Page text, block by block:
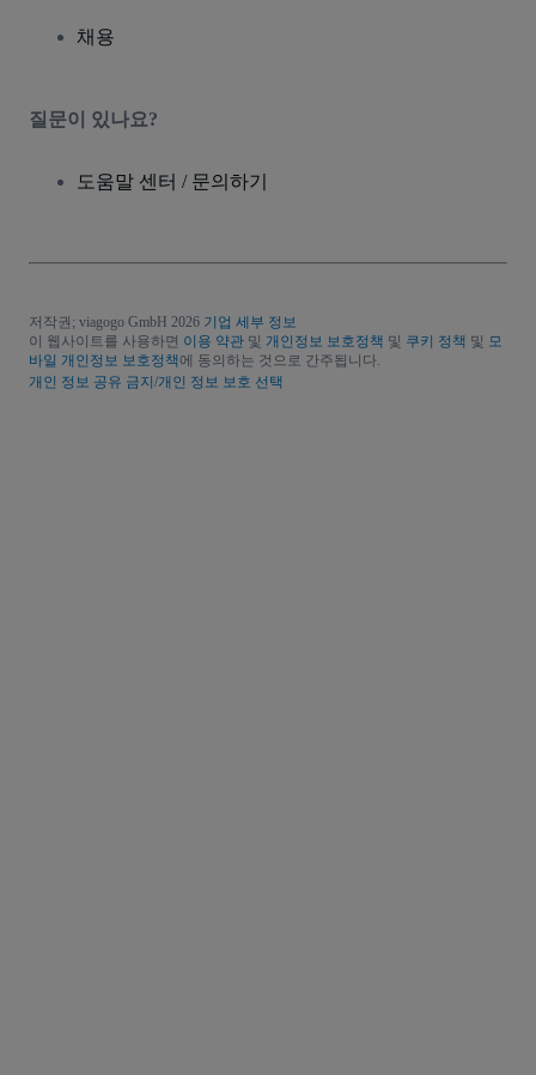
채용
질문이 있나요?
도움말 센터 / 문의하기
저작권; viagogo GmbH 2026 기업 세부 정보
이 웹사이트를 사용하면 이용 약관 및 개인정보 보호정책 및 쿠키 정책 및 모
바일 개인정보 보호정책 에 동의하는 것으로 간주됩니다.
개인 정보 공유 금지/개인 정보 보호 선택